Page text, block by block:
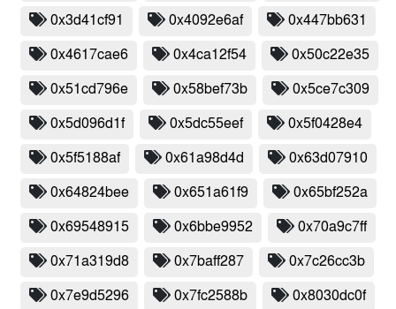
0x3d41cf91 0x4092e6af 0x447bb631
0x4617cae6 0x4ca12f54 0x50c22e35
0x51cd796e 0x58bef73b 0x5ce7c309
0x5d096d1f 0x5dc55eef 0x5f0428e4
0x5f5188af 0x61a98d4d 0x63d07910
0x64824bee 0x651a61f9 0x65bf252a
0x69548915 0x6bbe9952 0x70a9c7ff
0x71a319d8 0x7baff287 0x7c26cc3b
0x7e9d5296 0x7fc2588b 0x8030dc0f